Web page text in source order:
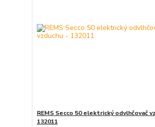
REMS Secco 50 elektrický odvlhčovač
132011